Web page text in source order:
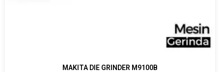
MAKITA DIE GRINDER M9100B